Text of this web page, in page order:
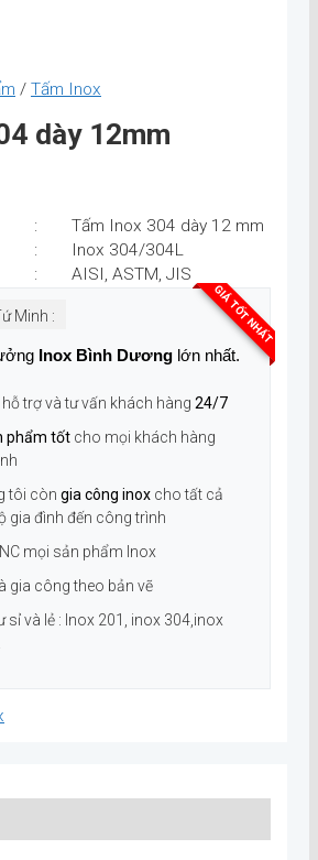
/ Tấm Inox
dày 12mm
:
Tấm Inox 304 dày 12 mm
:
Inox 304/304L
: AISI, ASTM, JIS
GIÁ TỐT NHẤT
Minh :
Inox Bình Dương lớn nhất.
trợ và tư vấn khách hàng 24/7
phẩm tốt cho mọi khách hàng
tôi còn gia công inox cho tất cả
gia đình đến công trình
mọi sản phẩm Inox
gia công theo bản vẽ
sỉ và lẻ : Inox 201, inox 304,inox